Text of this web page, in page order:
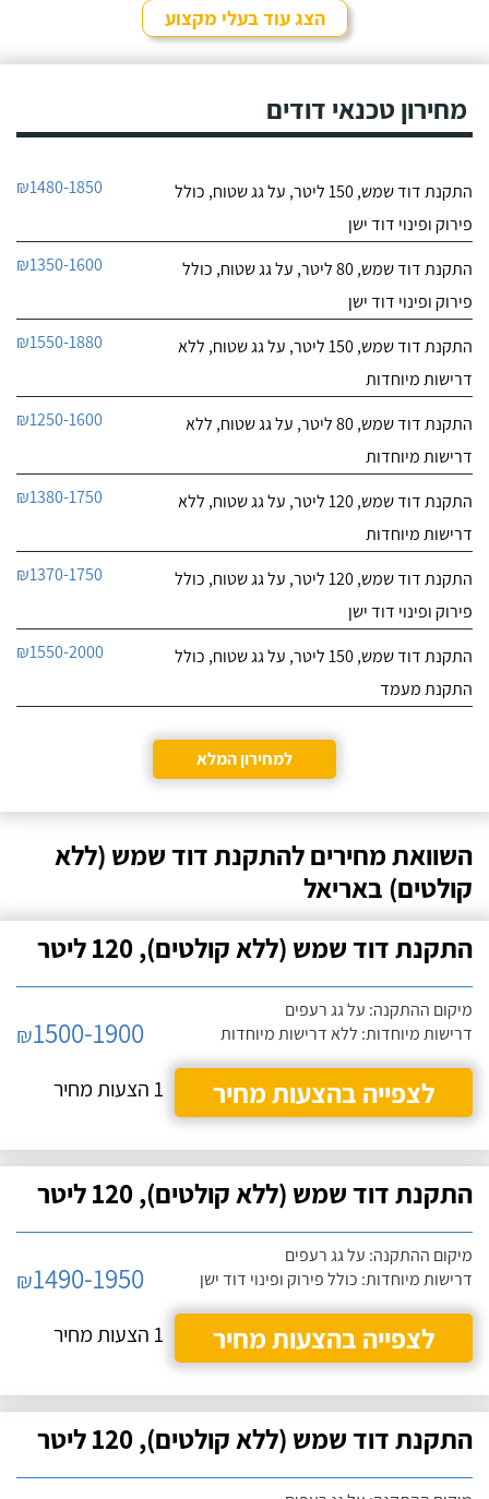
הצג עוד בעלי מקצוע
מחירון טכנאי דודים
התקנת דוד שמש, 150 ליטר, על גג שטוח, כולל
פירוק ופינוי דוד ישן
₪1480-1850
התקנת דוד שמש, 80 ליטר, על גג שטוח, כולל
פירוק ופינוי דוד ישן
₪1350-1600
התקנת דוד שמש, 150 ליטר, על גג שטוח, ללא
דרישות מיוחדות
₪1550-1880
התקנת דוד שמש, 80 ליטר, על גג שטוח, ללא
דרישות מיוחדות
₪1250-1600
התקנת דוד שמש, 120 ליטר, על גג שטוח, ללא
דרישות מיוחדות
₪1380-1750
התקנת דוד שמש, 120 ליטר, על גג שטוח, כולל
פירוק ופינוי דוד ישן
₪1370-1750
התקנת דוד שמש, 150 ליטר, על גג שטוח, כולל
התקנת מעמד
₪1550-2000
למחירון המלא
השוואת מחירים להתקנת דוד שמש (ללא
קולטים) באריאל
התקנת דוד שמש (ללא קולטים), 120 ליטר
מיקום ההתקנה: על גג רעפים
דרישות מיוחדות: ללא דרישות מיוחדות
₪1500-1900
לצפייה בהצעות מחיר
1 הצעות מחיר
התקנת דוד שמש (ללא קולטים), 120 ליטר
מיקום ההתקנה: על גג רעפים
דרישות מיוחדות: כולל פירוק ופינוי דוד ישן
₪1490-1950
לצפייה בהצעות מחיר
1 הצעות מחיר
התקנת דוד שמש (ללא קולטים), 120 ליטר